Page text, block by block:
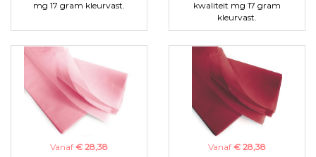
mg 17 gram kleurvast.
kwaliteit mg 17 gram
kleurvast.
Vanaf € 28,38
Vanaf € 28,38